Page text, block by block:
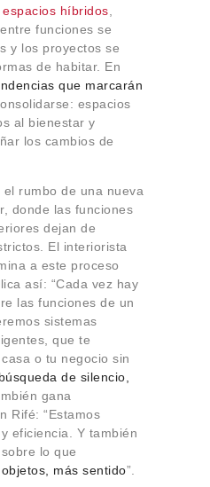
espacios híbridos
funciones se
y los proyectos se
de habitar. En
que marcarán
espacios
al bienestar y
los cambios de
rumbo de una nueva
donde las funciones
dejan de
El interiorista
a este proceso
así: “Cada vez hay
las funciones de un
sistemas
que te
o tu negocio sin
búsqueda de silencio,
gana
Rifé: “Estamos
eficiencia. Y también
lo que
más sentido”.